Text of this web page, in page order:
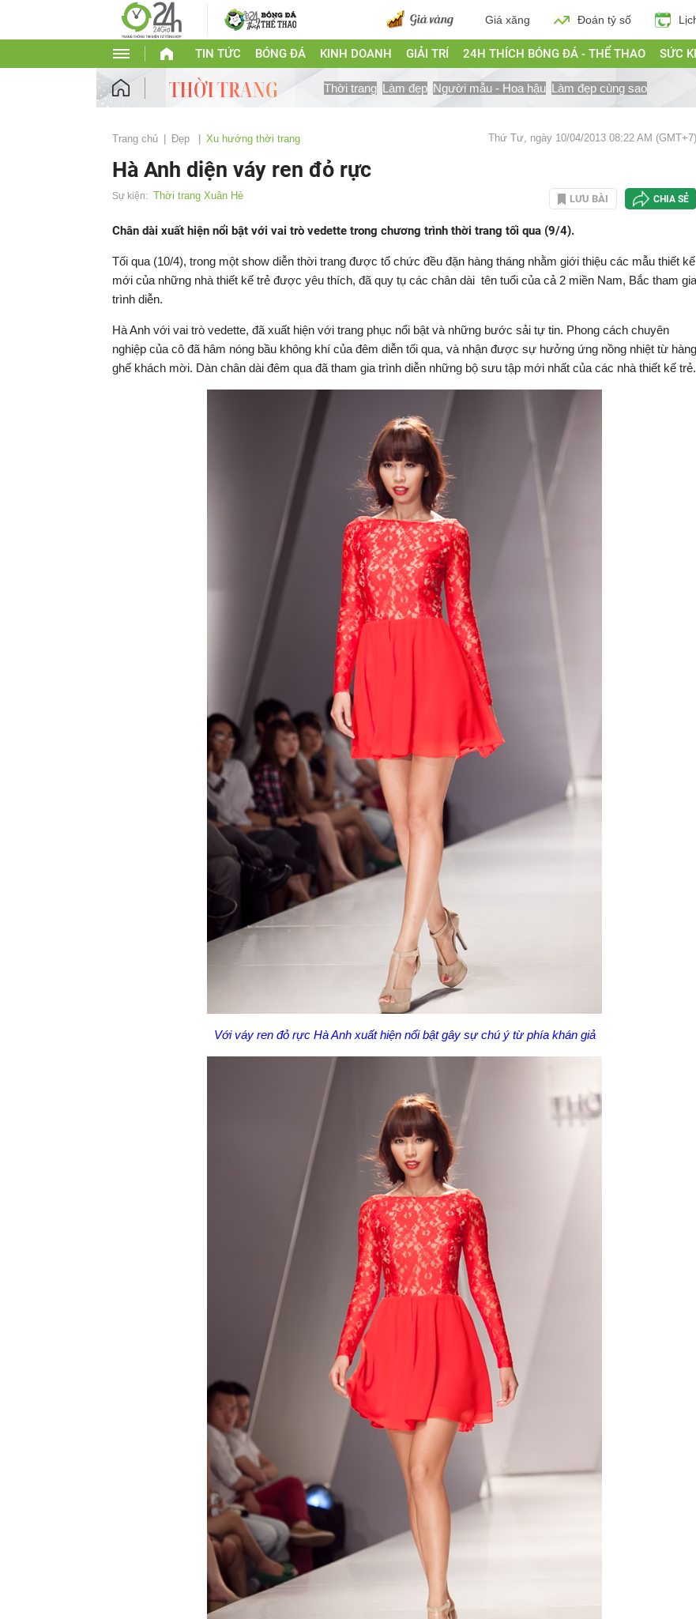
Giá xăng Đoán tỷ số
TIN TỨC BÓNG ĐÁ KINH DOANH GIẢI TRÍ 24H THÍCH BÓNG ĐÁ - THỂ THAO SỨC
Thời trang Làm đẹp Người mẫu - Hoa hậu Làm đẹp cùng sao
Trang chủ Đẹp Xu hướng thời trang Thứ Tư, ngày 10/04/2013 08:22 AM (GMT+7)
Hà Anh diện váy ren đỏ rực
Sự kiện: Thời trang Xuân Hè LƯU BÀI CHIA SẺ
Chân dài xuất hiện nổi bật với vai trò vedette trong chương trình thời trang tối qua (9/4).
Tối qua (10/4), trong một show diễn thời trang được tổ chức đều đặn hàng tháng nhằm giới thiệu các mẫu thiết kế
mới của những nhà thiết kế trẻ được yêu thích, đã quy tụ các chân dài tên tuổi của cả 2 miền Nam, Bắc tham gia
trình diễn.
Hà Anh với vai trò vedette, đã xuất hiện với trang phục nổi bật và những bước sải tự tin. Phong cách chuyên
nghiệp của cô đã hâm nóng bầu không khí của đêm diễn tối qua, và nhận được sự hưởng ứng nồng nhiệt từ hàng
ghế khách mời. Dàn chân dài đêm qua đã tham gia trình diễn những bộ sưu tập mới nhất của các nhà thiết kế trẻ.
Với váy ren đỏ rực Hà Anh xuất hiện nổi bật gây sự chú ý từ phía khán giả